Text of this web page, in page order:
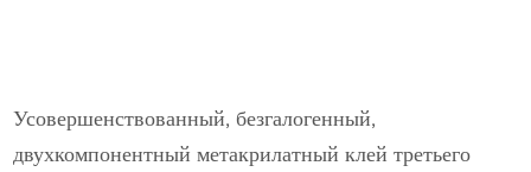
Усовершенствованный, безгалогенный,
двухкомпонентный метакрилатный клей третьего